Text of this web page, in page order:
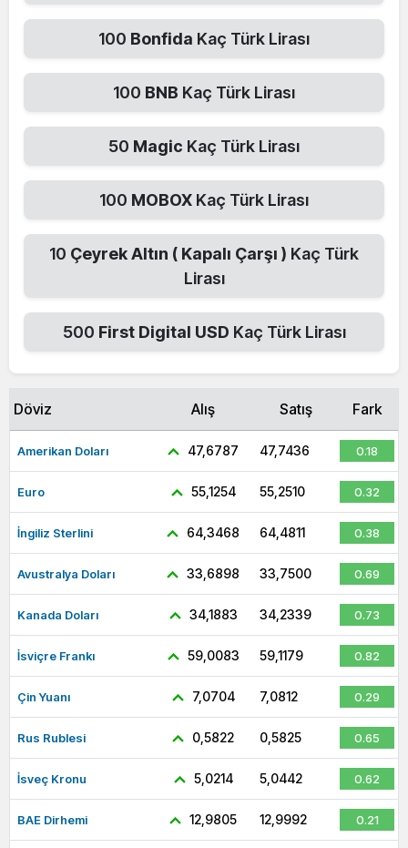
100 Bonfida Kaç Türk Lirası
100 BNB Kaç Türk Lirası
50 Magic Kaç Türk Lirası
100 MOBOX Kaç Türk Lirası
10 Çeyrek Altın ( Kapalı Çarşı ) Kaç Türk
Lirası
500 First Digital USD Kaç Türk Lirası
Döviz Alış Satış Fark
Amerikan Doları 47,6787 47,7436 0.18
Euro 55,1254 55,2510 0.32
İngiliz Sterlini 64,3468 64,4811 0.38
Avustralya Doları 33,6898 33,7500 0.69
Kanada Doları 34,1883 34,2339 0.73
İsviçre Frankı 59,0083 59,1179 0.82
Çin Yuanı 7,0704 7,0812 0.29
Rus Rublesi 0,5822 0,5825 0.65
İsveç Kronu 5,0214 5,0442 0.62
BAE Dirhemi 12,9805 12,9992 0.21